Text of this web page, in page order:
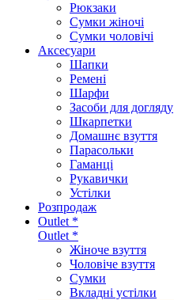
Рюкзаки
Сумки жіночі
Сумки чоловічі
Аксеcуари
Шапки
Ремені
Шарфи
Засоби для догляду
Шкарпетки
Домашнє взуття
Парасольки
Гаманці
Рукавички
Устілки
Розпродаж
Outlet *
Outlet *
Жіноче взуття
Чоловіче взуття
Сумки
Вкладні устілки